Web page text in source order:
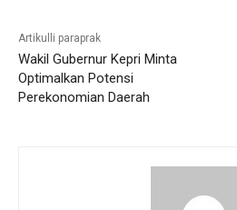
Artikulli paraprak
Wakil Gubernur Kepri Minta
Optimalkan Potensi
Perekonomian Daerah